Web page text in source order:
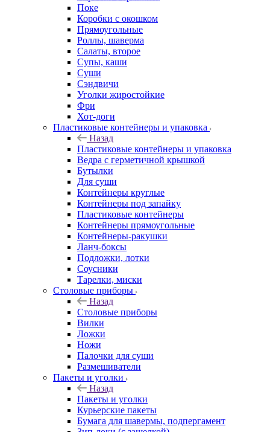
Поке
Коробки с окошком
Прямоугольные
Роллы, шаверма
Салаты, второе
Супы, каши
Суши
Сэндвичи
Уголки жиростойкие
Фри
Хот-доги
Пластиковые контейнеры и упаковка
Назад
Пластиковые контейнеры и упаковка
Ведра с герметичной крышкой
Бутылки
Для суши
Контейнеры круглые
Контейнеры под запайку
Пластиковые контейнеры
Контейнеры прямоугольные
Контейнеры-ракушки
Ланч-боксы
Подложки, лотки
Соусники
Тарелки, миски
Столовые приборы
Назад
Столовые приборы
Вилки
Ложки
Ножи
Палочки для суши
Размешиватели
Пакеты и уголки
Назад
Пакеты и уголки
Курьерские пакеты
Бумага для шавермы, подпергамент